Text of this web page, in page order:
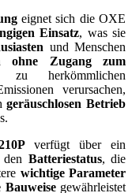
eignet sich die OXE
Einsatz, was sie
und Menschen
ohne Zugang zum
herkömmlichen
verursachen,
geräuschlosen Betrieb
verfügt über ein
Batteriestatus, die
wichtige Parameter
Bauweisegewährleistet